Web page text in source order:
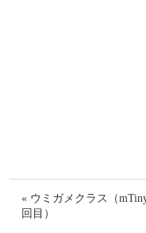
« ウミガメクラス（
回目）